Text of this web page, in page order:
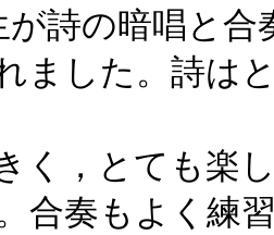
が詩の暗唱と合
ました。詩は
く，とても楽
合奏もよく練